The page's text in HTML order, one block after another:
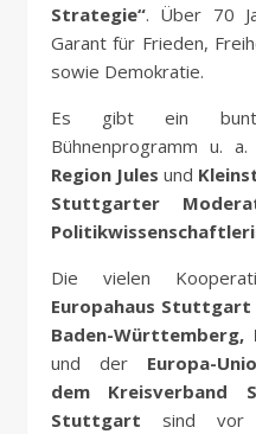
Strategie“. Über 70
Garant für Frieden,
sowie Demokratie.
Es gibt ein
Bühnenprogramm u.
Region Jules und
Stuttgarter
Die vielen
Europahaus Stuttgart
Baden-Württemberg,
und der Europa-
dem Kreisverband
Stuttgart sind vor